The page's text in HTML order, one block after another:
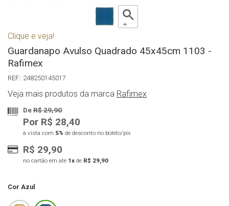
Clique e veja!
Guardanapo Avulso Quadrado 45x45cm 1103 -
Rafimex
248250145017
Veja mais produtos da marca Rafimex
DeR$ 29,90
Por R$ 28,40
à vista com 5% de desconto no boleto/pix
R$ 29,90
no cartão em até 1x de R$ 29,90
Cor Azul